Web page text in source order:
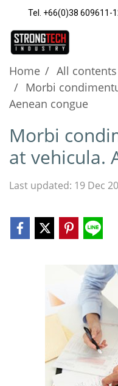
Tel. +66(0)38 609611-
Home All contents
Morbi
Aenean congue
Morbi
at vehicula.
Last updated: 19 Dec